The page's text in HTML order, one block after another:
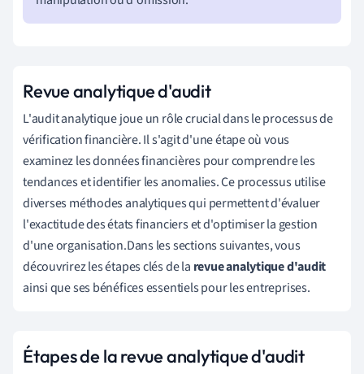
Revue analytique d'audit
L'audit analytique joue un rôle crucial dans le processus de
vérification financière. Il s'agit d'une étape où vous
examinez les données financières pour comprendre les
tendances et identifier les anomalies. Ce processus utilise
diverses méthodes analytiques qui permettent d'évaluer
l'exactitude des états financiers et d'optimiser la gestion
d'une organisation.Dans les sections suivantes, vous
découvrirez les étapes clés de la revue analytique d'audit
ainsi que ses bénéfices essentiels pour les entreprises.
Étapes de la revue analytique d'audit